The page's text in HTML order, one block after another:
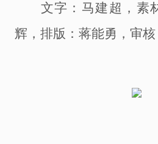
文字：马建超，素
辉，排版：蒋能勇，审核